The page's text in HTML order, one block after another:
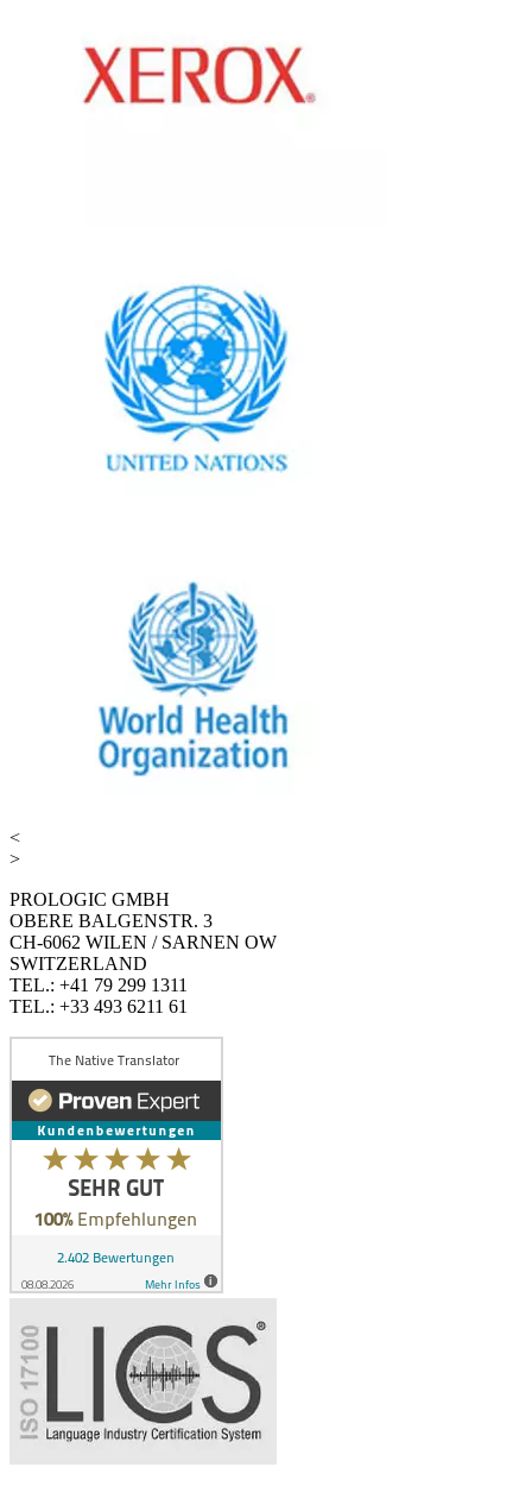
<
>
PROLOGIC GMBH
OBERE BALGENSTR. 3
CH-6062 WILEN / SARNEN OW
SWITZERLAND
TEL.: +41 79 299 1311
TEL.: +33 493 6211 61